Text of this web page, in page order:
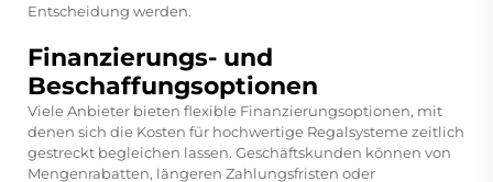
Entscheidung werden.
Finanzierungs- und
Beschaffungsoptionen
Viele Anbieter bieten flexible Finanzierungsoptionen, mit
denen sich die Kosten für hochwertige Regalsysteme zeitlich
gestreckt begleichen lassen. Geschäftskunden können von
Mengenrabatten, längeren Zahlungsfristen oder